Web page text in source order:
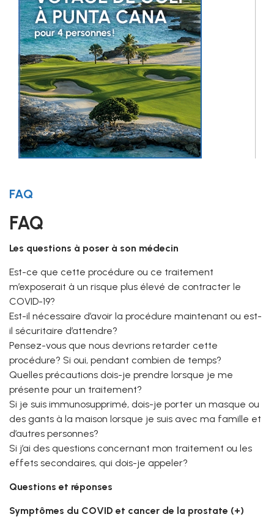
FAQ
FAQ
Les questions à poser à son médecin
Est-ce que cette procédure ou ce traitement
m’exposerait à un risque plus élevé de contracter le
COVID-19?
Est-il nécessaire d’avoir la procédure maintenant ou est-
il sécuritaire d’attendre?
Pensez-vous que nous devrions retarder cette
procédure? Si oui, pendant combien de temps?
Quelles précautions dois-je prendre lorsque je me
présente pour un traitement?
Si je suis immunosupprimé, dois-je porter un masque ou
des gants à la maison lorsque je suis avec ma famille et
d’autres personnes?
Si j’ai des questions concernant mon traitement ou les
effets secondaires, qui dois-je appeler?
Questions et réponses
Symptômes du COVID et cancer de la prostate (+)